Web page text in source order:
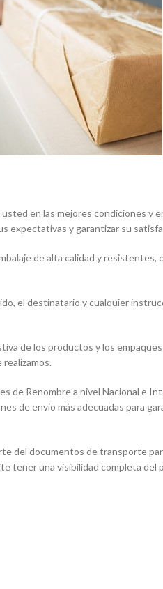
en las mejores condiciones y
expectativas y garantizar su
de alta calidad y resistentes,
el destinatario y cualquier
de los productos y los
de Renombre a nivel Nacional e
de envío más adecuadas para
del documentos de transporte
tener una visibilidad completa del